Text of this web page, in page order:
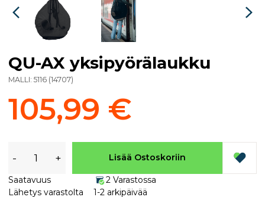
QU-AX yksipyörälaukku
MALLI: 5116 (14707)
105,99 €
- + Lisää Ostoskoriin
Saatavuus
2 Varastossa
Lähetys varastolta
1-2 arkipäivää